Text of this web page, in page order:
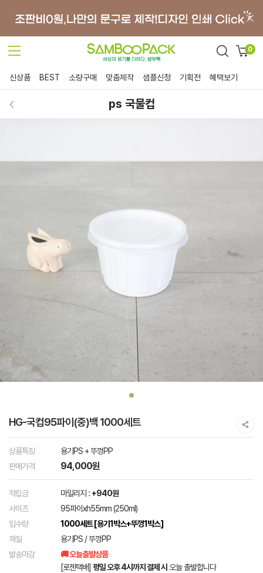
0
신상품 BEST 소량구매 맞춤제작 샘플신청 기획전 혜택보기
ps 국물컵
HG-국컵95파이(중)백 1000세트
상품특징
용기PS + 뚜껑PP
판매가격
94,000원
적립금 마일리지 : +940원
사이즈
95파이xh55mm (250ml)
입수량
1000세트 [용기1박스+뚜껑1박스]
재질
용기PS / 뚜껑PP
발송마감
🚚 오늘출발상품
[로젠택배] 평일 오후 4시까지 결제 시 오늘 출발합니다